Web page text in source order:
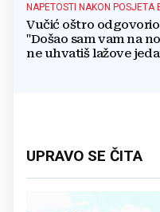
NAPETOSTI NAKON POSJETA
Vučić oštro
"Došao sam vam na
ne uhvatiš lažove
UPRAVO SE ČITA